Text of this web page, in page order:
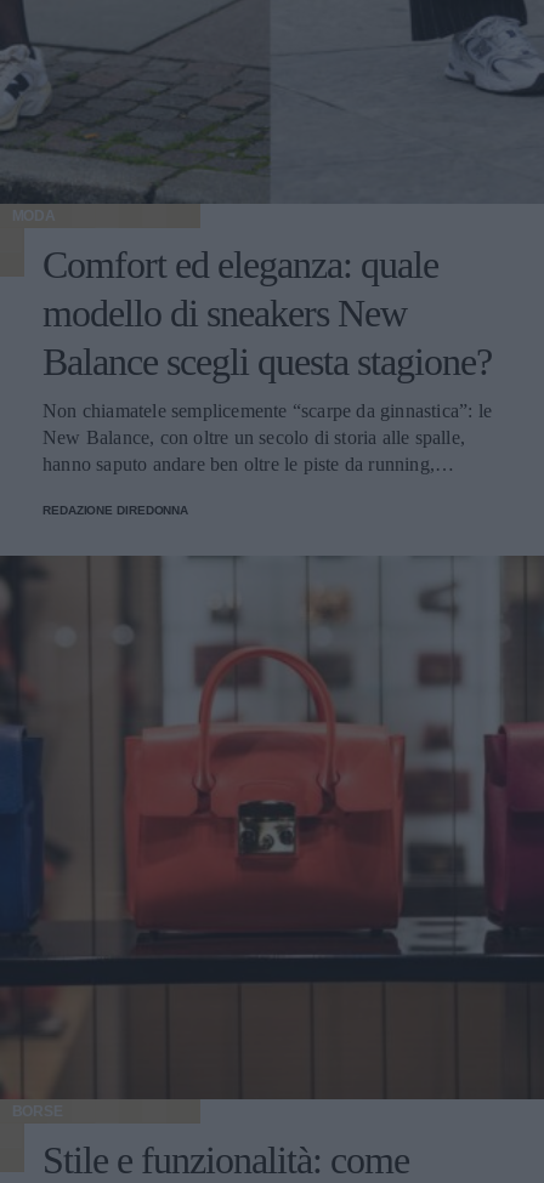
MODA
Comfort ed eleganza: quale
modello di sneakers New
Balance scegli questa stagione?
Non chiamatele semplicemente “scarpe da ginnastica”: le
New Balance, con oltre un secolo di storia alle spalle,
hanno saputo andare ben oltre le piste da running,
REDAZIONE DIREDONNA
BORSE
Stile e funzionalità: come